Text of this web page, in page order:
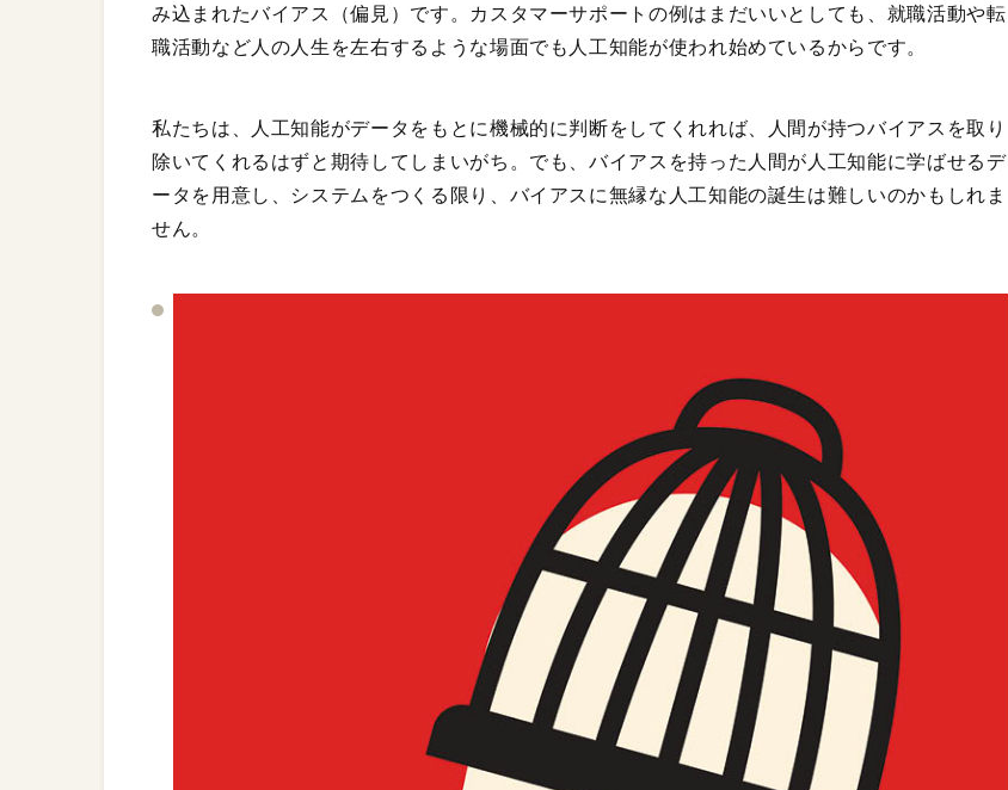
み込まれたバイアス（偏見）です。カスタマーサポートの例はまだいいとしても、就職活動や転
職活動など人の人生を左右するような場面でも人工知能が使われ始めているからです。
私たちは、人工知能がデータをもとに機械的に判断をしてくれれば、人間が持つバイアスを取り
除いてくれるはずと期待してしまいがち。でも、バイアスを持った人間が人工知能に学ばせるデ
ータを用意し、システムをつくる限り、バイアスに無縁な人工知能の誕生は難しいのかもしれま
せん。